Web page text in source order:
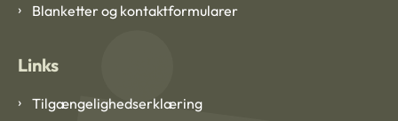
Blanketter og kontaktformularer
Links
Tilgængelighedserklæring